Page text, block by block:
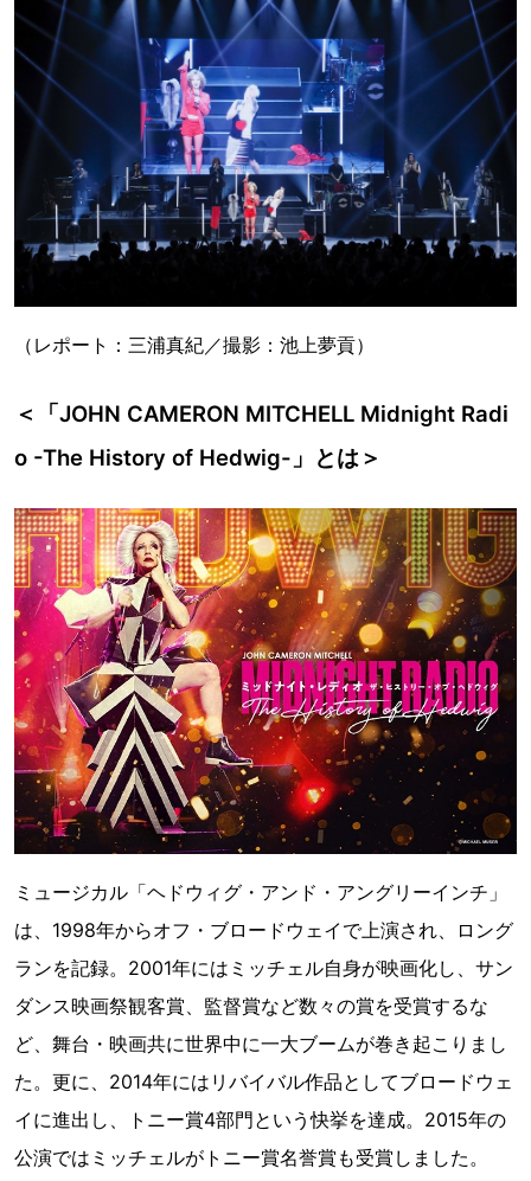
（レポート：三浦真紀／撮影：池上夢貢）
＜「JOHN CAMERON MITCHELL Midnight Radi
o -The History of Hedwig-」とは＞
ミュージカル「ヘドウィグ・アンド・アングリーインチ」
は、1998年からオフ・ブロードウェイで上演され、ロング
ランを記録。2001年にはミッチェル自身が映画化し、サン
ダンス映画祭観客賞、監督賞など数々の賞を受賞するな
ど、舞台・映画共に世界中に一大ブームが巻き起こりまし
た。更に、2014年にはリバイバル作品としてブロードウェ
イに進出し、トニー賞4部門という快挙を達成。2015年の
公演ではミッチェルがトニー賞名誉賞も受賞しました。